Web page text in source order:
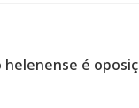
helenense é